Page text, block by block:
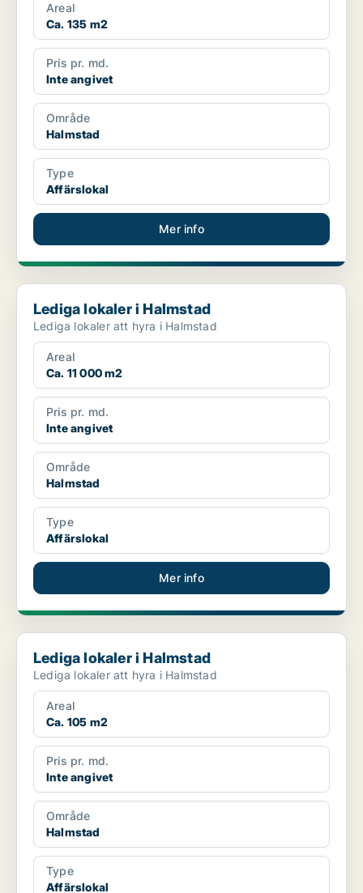
Areal
Ca. 135 m2
Pris pr. md.
Inte angivet
Område
Halmstad
Type
Affärslokal
Mer info
Lediga lokaler i Halmstad
Lediga lokaler i Halmstad
Lediga lokaler att hyra i Halmstad
Areal
Ca. 11 000 m2
Pris pr. md.
Inte angivet
Område
Halmstad
Type
Affärslokal
Mer info
Lediga lokaler i Halmstad
Lediga lokaler i Halmstad
Lediga lokaler att hyra i Halmstad
Areal
Ca. 105 m2
Pris pr. md.
Inte angivet
Område
Halmstad
Type
Affärslokal